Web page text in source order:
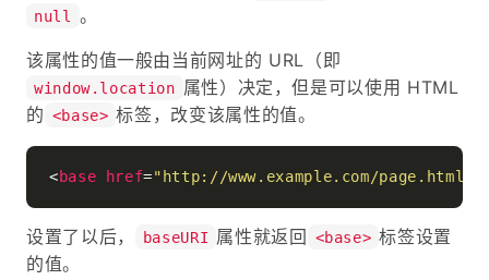
null 。
该属性的值一般由当前网址的 URL（即
window.location 属性）决定，但是可以使用 HTML
的 <base> 标签，改变该属性的值。
<base href="http://www.example.com/page.html"
设置了以后， baseURI 属性就返回 <base> 标签设置
的值。